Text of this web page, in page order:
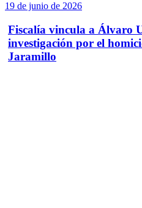
19 de junio de 2026
Fiscalía vincula a Álvaro
investigación por el
Jaramillo